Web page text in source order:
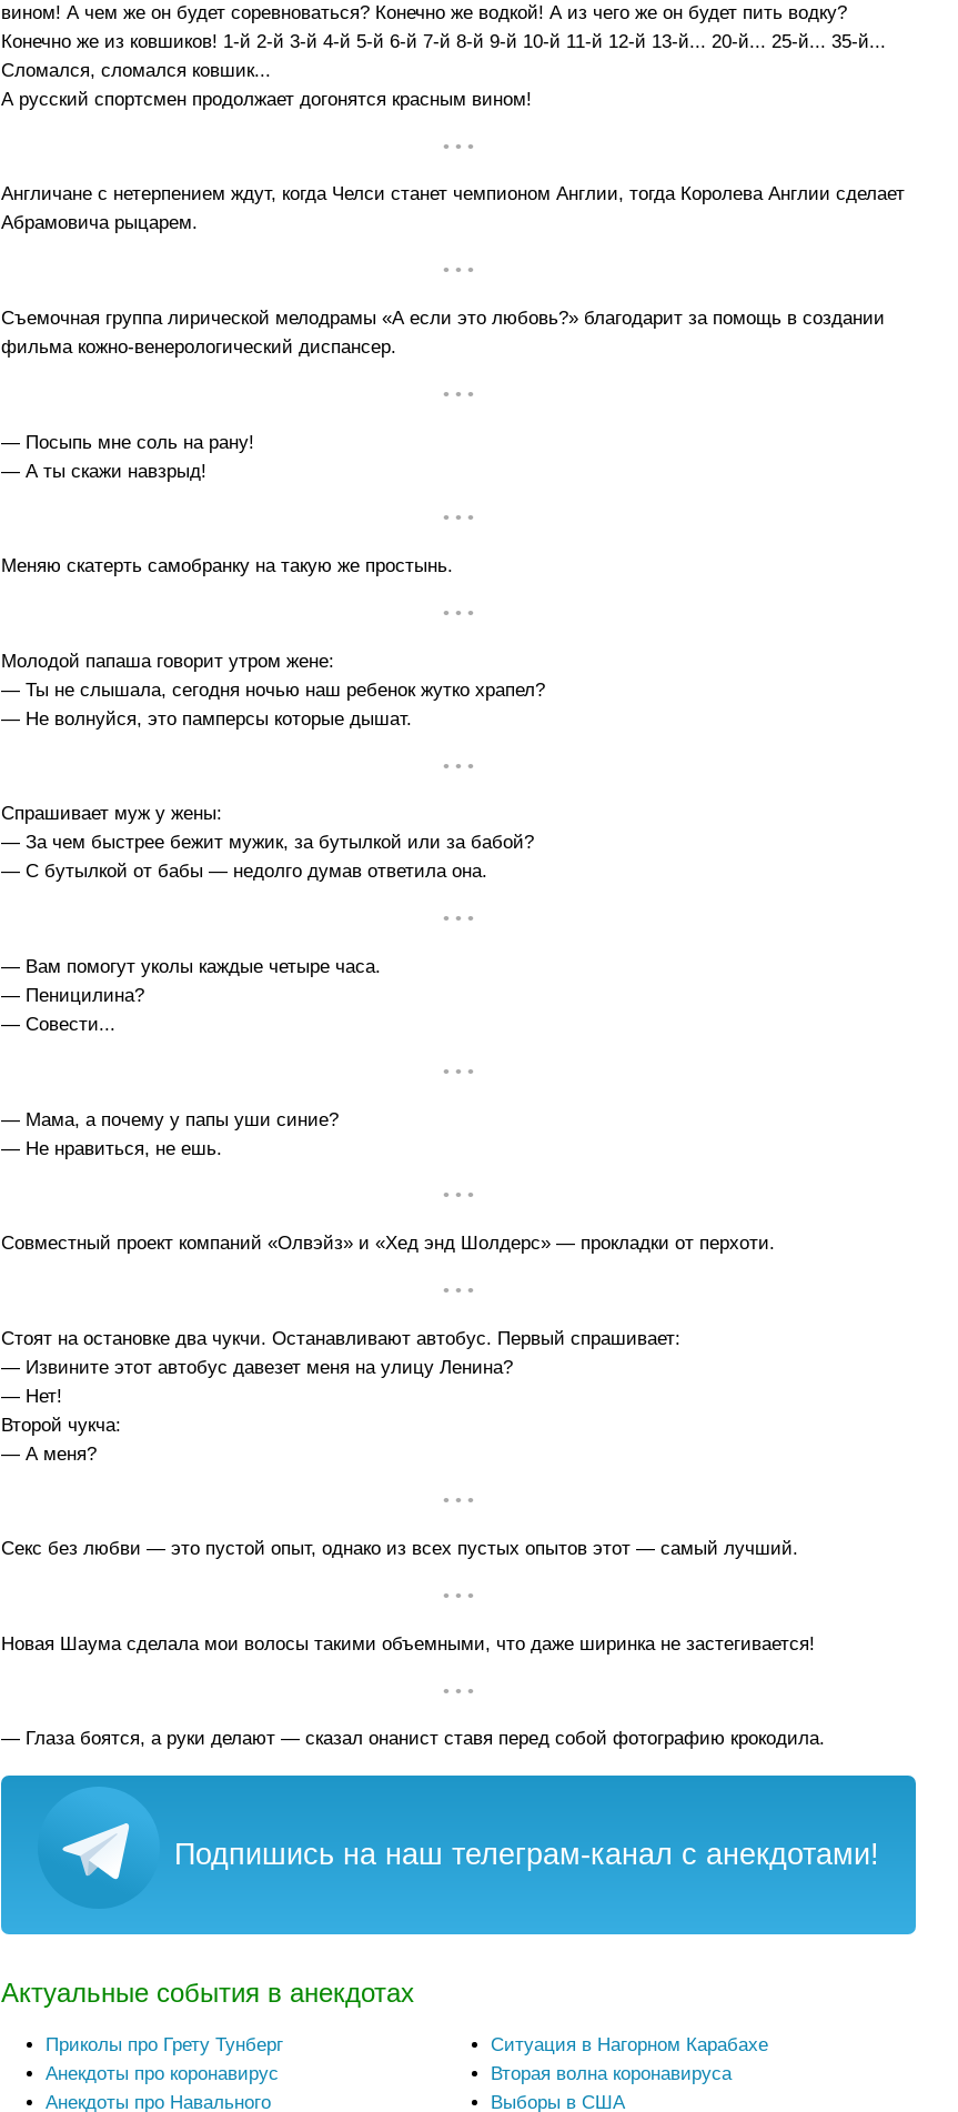
вином! А чем же он будет соревноваться? Конечно же водкой! А из чего же он будет пить водку?
Конечно же из ковшиков! 1-й 2-й 3-й 4-й 5-й 6-й 7-й 8-й 9-й 10-й 11-й 12-й 13-й... 20-й... 25-й... 35-й...
Сломался, сломался ковшик...
А русский спортсмен продолжает догонятся красным вином!
• • •
Англичане с нетерпением ждут, когда Челси станет чемпионом Англии, тогда Королева Англии сделает
Абрамовича рыцарем.
• • •
Съемочная группа лирической мелодрамы «А если это любовь?» благодарит за помощь в создании
фильма кожно-венерологический диспансер.
• • •
— Посыпь мне соль на рану!
— А ты скажи навзрыд!
• • •
Меняю скатерть самобранку на такую же простынь.
• • •
Молодой папаша говорит утром жене:
— Ты не слышала, сегодня ночью наш ребенок жутко храпел?
— Не волнуйся, это памперсы которые дышат.
• • •
Спрашивает муж у жены:
— За чем быстрее бежит мужик, за бутылкой или за бабой?
— С бутылкой от бабы — недолго думав ответила она.
• • •
— Вам помогут уколы каждые четыре часа.
— Пеницилина?
— Совести...
• • •
— Мама, а почему у папы уши синие?
— Не нравиться, не ешь.
• • •
Совместный проект компаний «Олвэйз» и «Хед энд Шолдерс» — прокладки от перхоти.
• • •
Стоят на остановке два чукчи. Останавливают автобус. Первый спрашивает:
— Извините этот автобус давезет меня на улицу Ленина?
— Нет!
Второй чукча:
— А меня?
• • •
Секс без любви — это пустой опыт, однако из всех пустых опытов этот — самый лучший.
• • •
Новая Шаума сделала мои волосы такими объемными, что даже ширинка не застегивается!
• • •
— Глаза боятся, а руки делают — сказал онанист ставя перед собой фотографию крокодила.
Подпишись на наш телеграм-канал с анекдотами!
Актуальные события в анекдотах
Приколы про Грету Тунберг
Анекдоты про коронавирус
Анекдоты про Навального
Ситуация в Нагорном Карабахе
Вторая волна коронавируса
Выборы в США